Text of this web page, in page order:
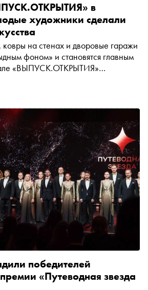
в
художники cделали
на стенах и дворовые гаражи
фоном» и становятся главным
«ВЫПУСК.ОТКРЫТИЯ»
двор превращаются в
победителей
«Путеводная звезда